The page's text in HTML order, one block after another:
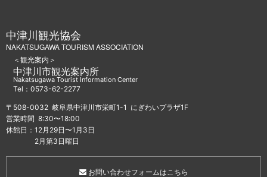
中津川観光協会
NAKATSUGAWA TOURISM ASSOCIATION
＜観光案内＞
中津川市観光案内所
Nakatsugawa Tourist Information Center
Tel：0573-62-2277
〒508-0032 岐阜県中津川市栄町1-1 にぎわいプラザ1F
営業時間 8:30〜18:00
休館日：12月29日〜1月3日
2月第3日曜日
お問い合わせフォームはこちら